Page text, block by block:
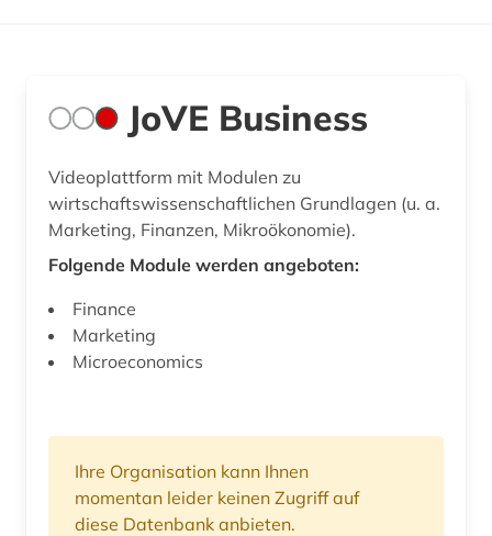
JoVE Business
Videoplattform mit Modulen zu
wirtschaftswissenschaftlichen Grundlagen (u. a.
Marketing, Finanzen, Mikroökonomie).
Folgende Module werden angeboten:
Finance
Marketing
Microeconomics
Ihre Organisation kann Ihnen
momentan leider keinen Zugriff auf
diese Datenbank anbieten.